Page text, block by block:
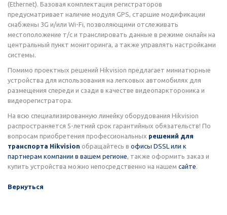
(Ethernet). Базовая комплектация регистраторов
предусматривает наличие модуля GPS, старшие модификации
снабжены 3G и/или Wi-Fi, позволяющими отслеживать
местоположение т/с и транслировать данные в режиме онлайн на
центральный пункт мониторинга, а также управлять настройками
системы.
Помимо проектных решений Hikvision предлагает миниатюрные
устройства для использования на легковых автомобилях для
размещения спереди и сзади в качестве видеопарктороника и
видеорегистратора.
На всю специализированную линейку оборудования Hikvision
распространяется 5-летний срок гарантийных обязательств! По
вопросам приобретения профессиональных решений для
транспорта Hikvision обращайтесь в офисы DSSL или к
партнерам компании в вашем регионе, также оформить заказ и
купить устройства можно непосредственно на нашем сайте.
Вернуться